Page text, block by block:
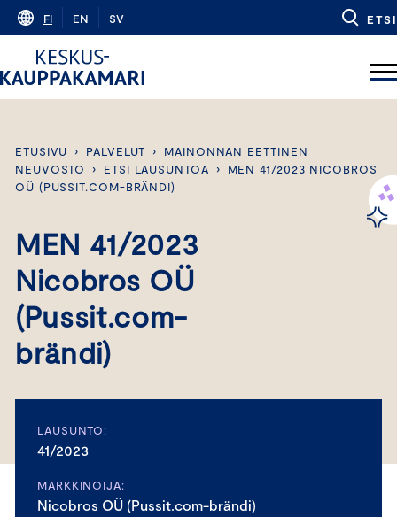
Skip
content
FI EN SV ETSI
ETUSIVU › PALVELUT ›
MAINONNAN EETTINEN
NEUVOSTO
› ETSI LAUSUNTOA ›
MEN 41/2023 NICOBROS
OÜ (PUSSIT.COM-BRÄNDI)
MEN 41/2023
Nicobros OÜ
(Pussit.com-
brändi)
LAUSUNTO:
41/2023
MARKKINOIJA:
Nicobros OÜ (Pussit.com-brändi)